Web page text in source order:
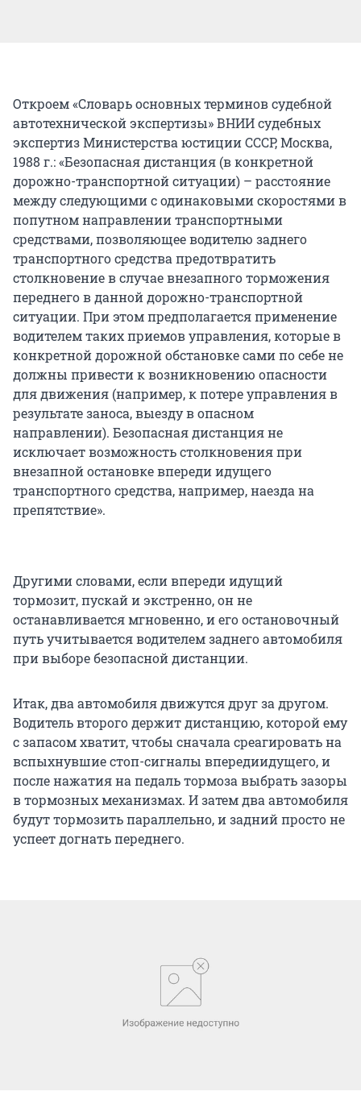
Откроем «Словарь основных терминов судебной
автотехнической экспертизы» ВНИИ судебных
экспертиз Министерства юстиции СССР, Москва,
1988 г.: «Безопасная дистанция (в конкретной
дорожно-транспортной ситуации) – расстояние
между следующими с одинаковыми скоростями в
попутном направлении транспортными
средствами, позволяющее водителю заднего
транспортного средства предотвратить
столкновение в случае внезапного торможения
переднего в данной дорожно-транспортной
ситуации. При этом предполагается применение
водителем таких приемов управления, которые в
конкретной дорожной обстановке сами по себе не
должны привести к возникновению опасности
для движения (например, к потере управления в
результате заноса, выезду в опасном
направлении). Безопасная дистанция не
исключает возможность столкновения при
внезапной остановке впереди идущего
транспортного средства, например, наезда на
препятствие».
Другими словами, если впереди идущий
тормозит, пускай и экстренно, он не
останавливается мгновенно, и его остановочный
путь учитывается водителем заднего автомобиля
при выборе безопасной дистанции.
Итак, два автомобиля движутся друг за другом.
Водитель второго держит дистанцию, которой ему
с запасом хватит, чтобы сначала среагировать на
вспыхнувшие стоп-сигналы впередиидущего, и
после нажатия на педаль тормоза выбрать зазоры
в тормозных механизмах. И затем два автомобиля
будут тормозить параллельно, и задний просто не
успеет догнать переднего.